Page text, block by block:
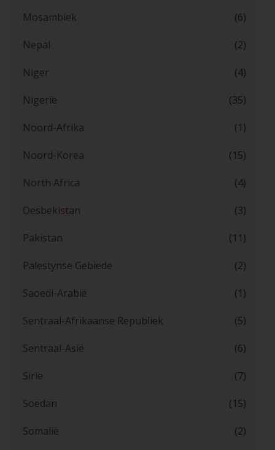
Mosambiek (6)
Nepal (2)
Niger (4)
Nigerië (35)
Noord-Afrika (1)
Noord-Korea (15)
North Africa (4)
Oesbekistan (3)
Pakistan (11)
Palestynse Gebiede (2)
Saoedi-Arabië (1)
Sentraal-Afrikaanse Republiek (5)
Sentraal-Asië (6)
Sirië (7)
Soedan (15)
Somalië (2)